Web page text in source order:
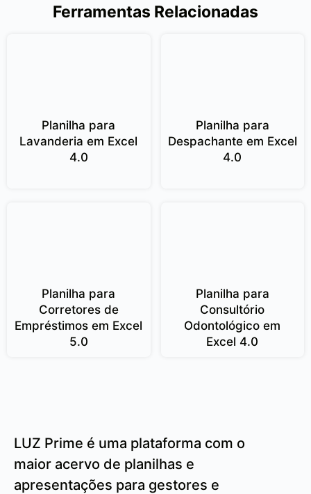
Ferramentas Relacionadas
Planilha para
Lavanderia em Excel
4.0
Planilha para
Despachante em Excel
4.0
Planilha para
Corretores de
Empréstimos em Excel
5.0
Planilha para
Consultório
Odontológico em
Excel 4.0
LUZ Prime é uma plataforma com o
maior acervo de planilhas e
apresentações para gestores e